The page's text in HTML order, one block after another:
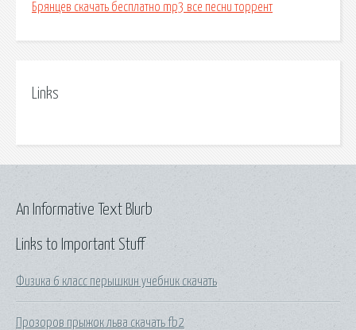
Брянцев скачать бесплатно mp3 все песни торрент
Links
Links to Important Stuff
Физика 6 класс перышкин учебник скачать
Прозоров прыжок льва скачать fb2
An Informative Text Blurb